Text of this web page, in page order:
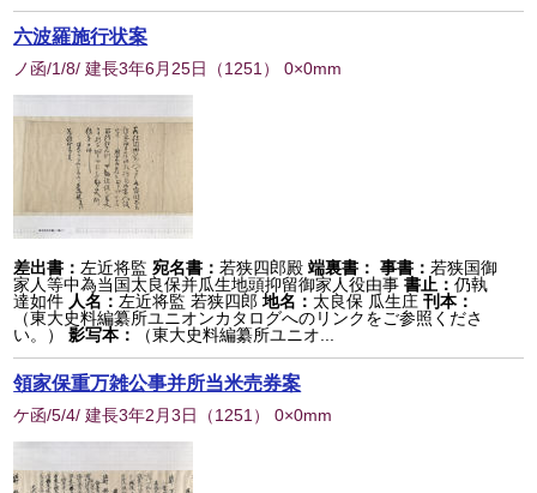
六波羅施行状案
ノ函/1/8/ 建長3年6月25日 （1251 ） 0×0mm
差出書： 左近将監 宛名書：若狭四郎殿 端裏書： 事書：若狭国御
家人等中為当国太良保并瓜生地頭抑留御家人役由事 書止：仍執
達如件 人名： 左近将監 若狭四郎 地名： 太良保 瓜生庄 刊本：
（東大史料編纂所ユニオンカタログへのリンクをご参照くださ
い。）
影写本： （東大史料編纂所ユニオ...
領家保重万雑公事并所当米売券案
ケ函/5/4/ 建長3年2月3日 （1251 ） 0×0mm